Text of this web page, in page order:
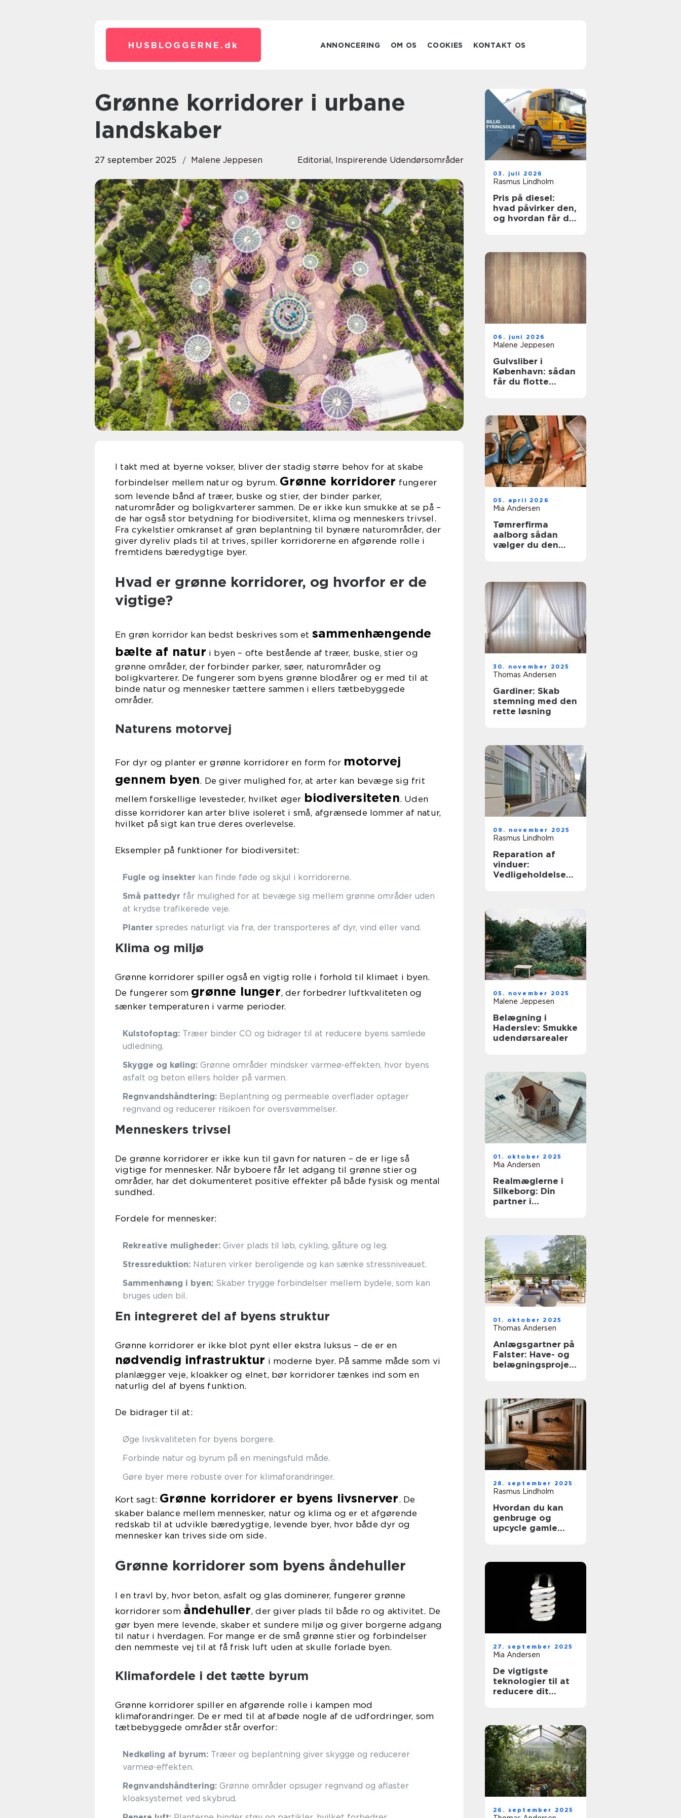
HUSBLOGGERNE. dk ANNONCERING OM OS COOKIES KONTAKT OS
Grønne korridorer i urbane
landskaber
27 september 2025 Malene Jeppesen Editorial, Inspirerende Udendørsområder
I takt med at byerne vokser, bliver der stadig større behov for at skabe
forbindelser mellem natur og byrum. Grønne korridorer fungerer
som levende bånd af træer, buske og stier, der binder parker,
naturområder og boligkvarterer sammen. De er ikke kun smukke at se på –
de har også stor betydning for biodiversitet, klima og menneskers trivsel.
Fra cykelstier omkranset af grøn beplantning til bynære naturområder, der
giver dyreliv plads til at trives, spiller korridorerne en afgørende rolle i
fremtidens bæredygtige byer.
Hvad er grønne korridorer, og hvorfor er de
vigtige?
En grøn korridor kan bedst beskrives som et sammenhængende
bælte af natur i byen – ofte bestående af træer, buske, stier og
grønne områder, der forbinder parker, søer, naturområder og
boligkvarterer. De fungerer som byens grønne blodårer og er med til at
binde natur og mennesker tættere sammen i ellers tætbebyggede
områder.
Naturens motorvej
For dyr og planter er grønne korridorer en form for motorvej
gennem byen. De giver mulighed for, at arter kan bevæge sig frit
mellem forskellige levesteder, hvilket øger biodiversiteten. Uden
disse korridorer kan arter blive isoleret i små, afgrænsede lommer af natur,
hvilket på sigt kan true deres overlevelse.
Eksempler på funktioner for biodiversitet:
Fugle og insekter kan finde føde og skjul i korridorerne.
Små pattedyr får mulighed for at bevæge sig mellem grønne områder uden
at krydse trafikerede veje.
Planter spredes naturligt via frø, der transporteres af dyr, vind eller vand.
Klima og miljø
Grønne korridorer spiller også en vigtig rolle i forhold til klimaet i byen.
De fungerer som grønne lunger, der forbedrer luftkvaliteten og
sænker temperaturen i varme perioder.
Kulstofoptag: Træer binder CO og bidrager til at reducere byens samlede
udledning.
Skygge og køling: Grønne områder mindsker varmeø-effekten, hvor byens
asfalt og beton ellers holder på varmen.
Regnvandshåndtering: Beplantning og permeable overflader optager
regnvand og reducerer risikoen for oversvømmelser.
Menneskers trivsel
De grønne korridorer er ikke kun til gavn for naturen – de er lige så
vigtige for mennesker. Når byboere får let adgang til grønne stier og
områder, har det dokumenteret positive effekter på både fysisk og mental
sundhed.
Fordele for mennesker:
Rekreative muligheder: Giver plads til løb, cykling, gåture og leg.
Stressreduktion: Naturen virker beroligende og kan sænke stressniveauet.
Sammenhæng i byen: Skaber trygge forbindelser mellem bydele, som kan
bruges uden bil.
En integreret del af byens struktur
Grønne korridorer er ikke blot pynt eller ekstra luksus – de er en
nødvendig infrastruktur i moderne byer. På samme måde som vi
planlægger veje, kloakker og elnet, bør korridorer tænkes ind som en
naturlig del af byens funktion.
De bidrager til at:
Øge livskvaliteten for byens borgere.
Forbinde natur og byrum på en meningsfuld måde.
Gøre byer mere robuste over for klimaforandringer.
Kort sagt: Grønne korridorer er byens livsnerver. De
skaber balance mellem mennesker, natur og klima og er et afgørende
redskab til at udvikle bæredygtige, levende byer, hvor både dyr og
mennesker kan trives side om side.
Grønne korridorer som byens åndehuller
I en travl by, hvor beton, asfalt og glas dominerer, fungerer grønne
korridorer som åndehuller, der giver plads til både ro og aktivitet. De
gør byen mere levende, skaber et sundere miljø og giver borgerne adgang
til natur i hverdagen. For mange er de små grønne stier og forbindelser
den nemmeste vej til at få frisk luft uden at skulle forlade byen.
Klimafordele i det tætte byrum
Grønne korridorer spiller en afgørende rolle i kampen mod
klimaforandringer. De er med til at afbøde nogle af de udfordringer, som
tætbebyggede områder står overfor:
Nedkøling af byrum: Træer og beplantning giver skygge og reducerer
varmeø-effekten.
Regnvandshåndtering: Grønne områder opsuger regnvand og aflaster
kloaksystemet ved skybrud.
03. juli 2026
Rasmus Lindholm
Pris på diesel:
hvad påvirker den,
og hvordan får du
06. juni 2026
Malene Jeppesen
Gulvsliber i
København: sådan
får du flotte
05. april 2026
Mia Andersen
Tømrerfirma
aalborg sådan
vælger du den
30. november 2025
Thomas Andersen
Gardiner: Skab
stemning med den
rette løsning
09. november 2025
Rasmus Lindholm
Reparation af
vinduer:
Vedligeholdelse
05. november 2025
Malene Jeppesen
Belægning i
Haderslev: Smukke
udendørsarealer
01. oktober 2025
Mia Andersen
Realmæglerne i
Silkeborg: Din
partner i
01. oktober 2025
Thomas Andersen
Anlægsgartner på
Falster: Have- og
belægningsprojekt
28. september 2025
Rasmus Lindholm
Hvordan du kan
genbruge og
upcycle gamle
27. september 2025
Mia Andersen
De vigtigste
teknologier til at
reducere dit
26. september 2025